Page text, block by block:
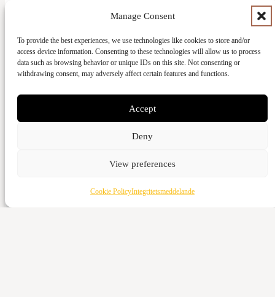
Manage Consent
To provide the best experiences, we use technologies like cookies to store and/or
access device information. Consenting to these technologies will allow us to process
data such as browsing behavior or unique IDs on this site. Not consenting or
withdrawing consent, may adversely affect certain features and functions.
Accept
Deny
View preferences
Cookie PolicyIntegritetsmeddelande
Ge med kort
Vattenverksvägen 44, 212 21 Malmö
Bankgiro